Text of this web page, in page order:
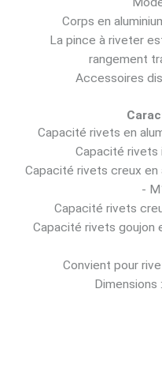
Corps en
La pince à riveter
rangement
Accessoires
Capacité rivets en
Capacité rivets
Capacité rivets creux
-
Capacité rivets
Capacité rivets goujon
Convient pour
Dimensions